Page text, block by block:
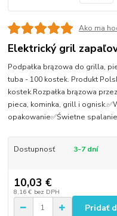
Ako ma
Elektrický gril
Podpałka brązowa do grilla,
tuba - 100 kostek. Produkt
kostek.Rozpałka brązowa
pieca, kominka, grill i
opakowanie✅Świetne
Dostupnosť 3-7 dní
10,03 €
8,16 € bez DPH
Pridať